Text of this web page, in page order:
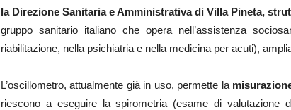
la Direzione Sanitaria e Amministrativa di Villa Pineta,
gruppo sanitario italiano che opera nell’assistenza
riabilitazione, nella psichiatria e nella medicina per acuti),
L’oscillometro, attualmente già in uso, permette la
riescono a eseguire la spirometria (esame di valutazione